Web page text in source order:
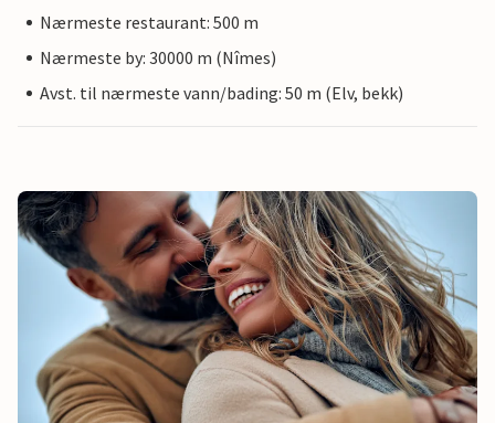
Nærmeste restaurant: 500 m
Nærmeste by: 30000 m (Nîmes)
Avst. til nærmeste vann/bading: 50 m (Elv, bekk)